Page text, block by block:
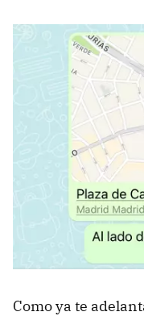
Como ya te